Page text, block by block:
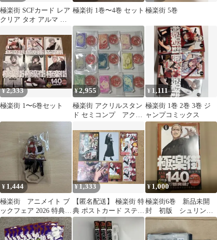
極楽街 SCFカード レア
クリア タオ アルマ ア
極楽街 1巻〜4巻 セット 極楽街 5巻
¥2,333
極楽街 1〜6巻セット
¥2,955
極楽街 アクリルスタン
ド セミコンプ アクリ
¥ 1,111
極楽街 1巻 2巻 3巻 ジ
ャンプコミックス
¥ 1,444
極楽街 アニメイト ブ
ックフェア 2026 特典
アクリルキーホルダー
¥1,333
【匿名配送】 極楽街 特
典 ポストカード ステッ
カー 7点セット
¥ 1,000
極楽街6巻 新品未開
封 初版 シュリンク
付 特典ポストカード
付き